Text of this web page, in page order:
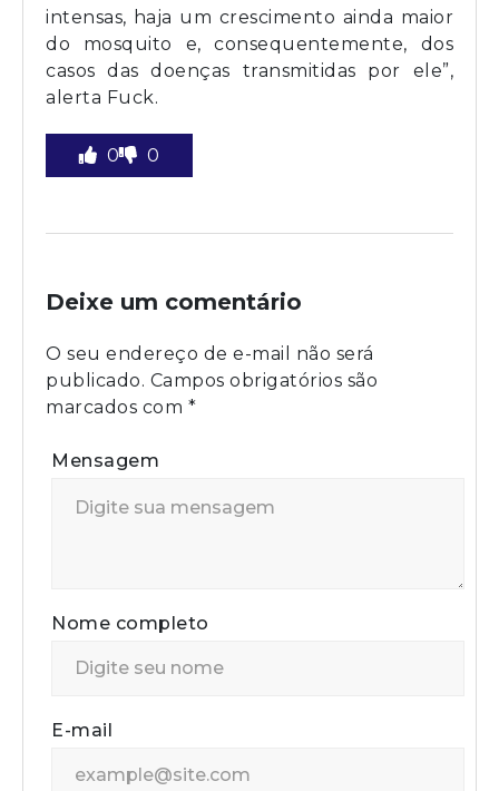
intensas, haja um crescimento ainda maior
do mosquito e, consequentemente, dos
casos das doenças transmitidas por ele”,
alerta Fuck.
0 0
Deixe um comentário
O seu endereço de e-mail não será
publicado. Campos obrigatórios são
marcados com *
Mensagem
Nome completo
E-mail